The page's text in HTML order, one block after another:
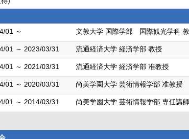
01 ～
文教大学 国際学部 国際観光学科
01 ～ 2023/03/31 流通経済大学 経済学部 教授
01 ～ 2021/03/31 流通経済大学 経済学部 准教授
01 ～ 2020/03/31 尚美学園大学 芸術情報学部 准教授
01 ～ 2014/03/31 尚美学園大学 芸術情報学部 専任講師